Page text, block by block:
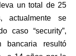
un total de 25
actualmente se
caso “security”,
bancaria resultó